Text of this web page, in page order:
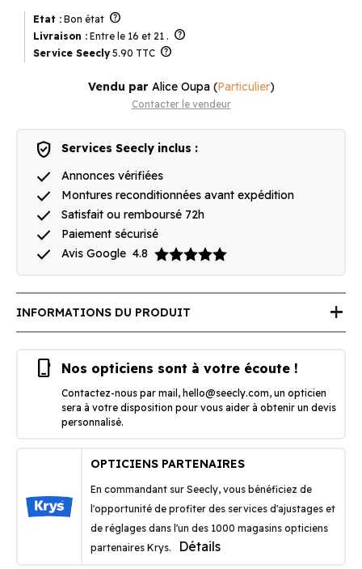
Etat : Bon état help
Livraison : Entre le 16 et 21 . help
Service Seecly 5.90 TTC help
Vendu par Alice Oupa(Particulier)
Contacter le vendeur
verified_user Services Seecly inclus :
done Annonces vérifiées
done Montures reconditionnées avant expédition
done Satisfait ou remboursé 72h
done Paiement sécurisé
done Avis Google 4.8
INFORMATIONS DU PRODUIT add
phone_iphone Nos opticiens sont à votre écoute !
Contactez-nous par mail, hello@seecly.com, un opticien
sera à votre disposition pour vous aider à obtenir un devis
personnalisé.
OPTICIENS PARTENAIRES
En commandant sur Seecly, vous bénéficiez de
l'opportunité de profiter des services d'ajustages et
de réglages dans l'un des 1000 magasins opticiens
partenaires Krys.
Détails